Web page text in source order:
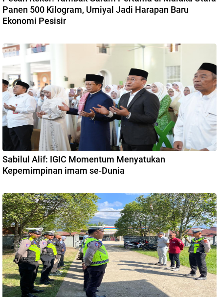
Panen 500 Kilogram, Umiyal Jadi Harapan Baru
Ekonomi Pesisir
Sabilul Alif: IGIC Momentum Menyatukan
Kepemimpinan imam se-Dunia